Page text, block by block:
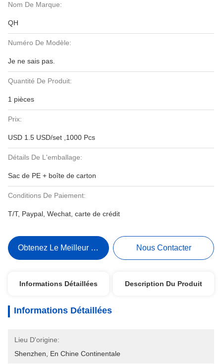
Nom De Marque:
QH
Numéro De Modèle:
Je ne sais pas.
Quantité De Produit:
1 pièces
Prix:
USD 1.5 USD/set ,1000 Pcs
Détails De L'emballage:
Sac de PE + boîte de carton
Conditions De Paiement:
T/T, Paypal, Wechat, carte de crédit
Obtenez Le Meilleur Prix Nous Contacter
Informations Détaillées Description Du Produit
Informations Détaillées
Lieu D'origine:
Shenzhen, En Chine Continentale